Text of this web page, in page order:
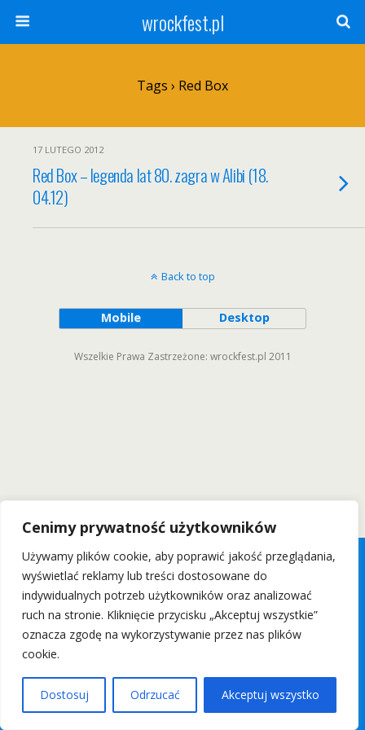
Cenimy prywatność użytkowników
Używamy plików cookie, aby poprawić jakość przeglądania,
wyświetlać reklamy lub treści dostosowane do
indywidualnych potrzeb użytkowników oraz analizować
ruch na stronie. Kliknięcie przycisku „Akceptuj wszystkie”
oznacza zgodę na wykorzystywanie przez nas plików
cookie.
Dostosuj Odrzucać Akceptuj wszystko
wrockfest.pl
Tags › Red Box
17 LUTEGO 2012
Red Box – legenda lat 80. zagra w Alibi (18.
04.12)
Back to top
Mobile Desktop
Wszelkie Prawa Zastrzeżone: wrockfest.pl 2011